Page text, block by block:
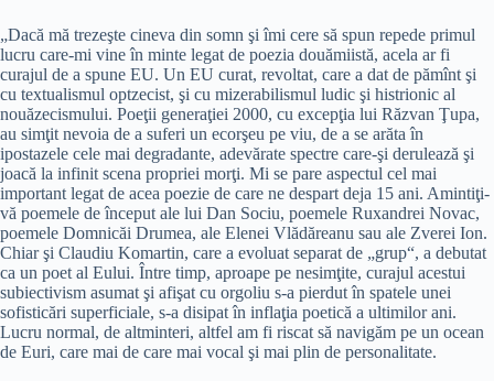
„Dacă mă trezeşte cineva din somn şi îmi cere să spun repede primul
lucru care-mi vine în minte legat de poezia douămiistă, acela ar fi
curajul de a spune EU. Un EU curat, revoltat, care a dat de pămînt şi
cu textualismul optzecist, şi cu mizerabilismul ludic şi histrionic al
nouăzecismului. Poeţii generaţiei 2000, cu excepţia lui Răzvan Ţupa,
au simţit nevoia de a suferi un ecorşeu pe viu, de a se arăta în
ipostazele cele mai degradante, adevărate spectre care-şi derulează şi
joacă la infinit scena propriei morţi. Mi se pare aspectul cel mai
important legat de acea poezie de care ne despart deja 15 ani. Amintiţi-
vă poemele de început ale lui Dan Sociu, poemele Ruxandrei Novac,
poemele Domnicăi Drumea, ale Elenei Vlădăreanu sau ale Zverei Ion.
Chiar şi Claudiu Komartin, care a evoluat separat de „grup“, a debutat
ca un poet al Eului. Între timp, aproape pe nesimţite, curajul acestui
subiectivism asumat şi afişat cu orgoliu s-a pierdut în spatele unei
sofisticări superficiale, s-a disipat în inflaţia poetică a ultimilor ani.
Lucru normal, de altminteri, altfel am fi riscat să navigăm pe un ocean
de Euri, care mai de care mai vocal şi mai plin de personalitate.